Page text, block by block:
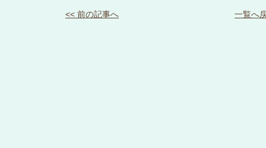
<< 前の記事へ 一覧へ